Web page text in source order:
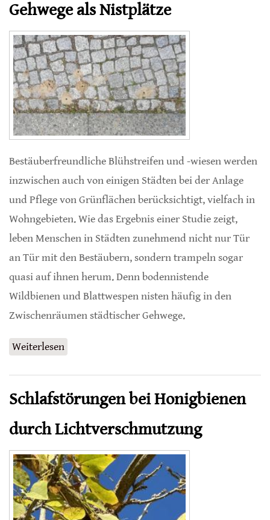
Gehwege als Nistplätze
Bestäuberfreundliche Blühstreifen und -wiesen werden
inzwischen auch von einigen Städten bei der Anlage
und Pflege von Grünflächen berücksichtigt, vielfach in
Wohngebieten. Wie das Ergebnis einer Studie zeigt,
leben Menschen in Städten zunehmend nicht nur Tür
an Tür mit den Bestäubern, sondern trampeln sogar
quasi auf ihnen herum. Denn bodennistende
Wildbienen und Blattwespen nisten häufig in den
Zwischenräumen städtischer Gehwege.
Weiterlesen
Schlafstörungen bei Honigbienen
durch Lichtverschmutzung